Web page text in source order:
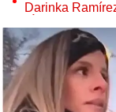
Darinka